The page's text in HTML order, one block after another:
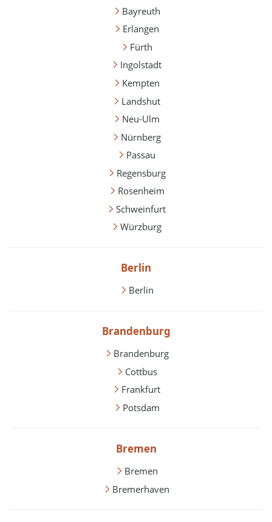
Bayreuth
Erlangen
Fürth
Ingolstadt
Kempten
Landshut
Neu-Ulm
Nürnberg
Passau
Regensburg
Rosenheim
Schweinfurt
Würzburg
Berlin
Berlin
Brandenburg
Brandenburg
Cottbus
Frankfurt
Potsdam
Bremen
Bremen
Bremerhaven